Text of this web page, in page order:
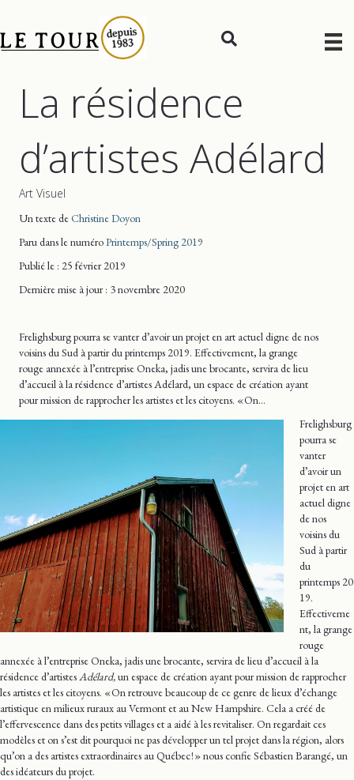
La résidence
d’artistes Adélard
Art Visuel
Un texte deChristine Doyon
Paru dans le numéroPrintemps/Spring 2019
Publié le : 25 février 2019
Dernière mise à jour: 3 novembre 2020
Frelighsburg pourra se vanter d’avoir un projet en art actuel digne de nos
voisins du Sud à partir du printemps 2019. Effectivement, la grange
rouge annexée à l’entreprise Oneka, jadis une brocante, servira de lieu
d’accueil à la résidence d’artistes Adélard, un espace de création ayant
pour mission de rapprocher les artistes et les citoyens. « On…
Frelighsburg
pourra se
vanter
d’avoir un
projet en art
actuel digne
de nos
voisins du
Sud à partir
du
printemps 20
19.
Effectiveme
nt, la grange
rouge
annexée à l’entreprise Oneka, jadis une brocante, servira de lieu d’accueil à la
résidence d’artistesAdélard,un espace de création ayant pour mission de rapprocher
les artistes et les citoyens. « On retrouve beaucoup de ce genre de lieux d’échange
artistique en milieux ruraux au Vermont et au New Hampshire. Cela a créé de
l’effervescence dans des petits villages et a aidé à les revitaliser. On regardait ces
modèles et on s’est dit pourquoi ne pas développer un tel projet dans la région, alors
qu’on a des artistes extraordinaires au Québec ! » nous confie Sébastien Barangé, un
des idéateurs du projet.